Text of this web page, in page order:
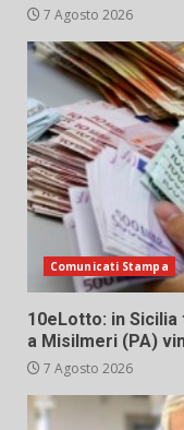
7 Agosto 2026
Comunicati Stampa
10eLotto: in
a Misilmeri (PA)
7 Agosto 2026